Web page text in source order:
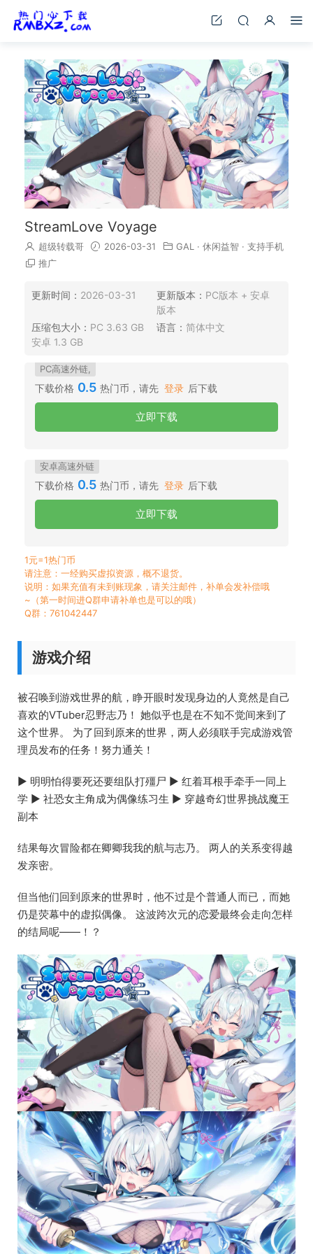
StreamLove Voyage
超级转载哥 2026-03-31 GAL · 休闲益智 · 支持手机
推广
更新时间： 2026-03-31 更新版本： PC版本 + 安卓
版本
压缩包大小： PC 3.63 GB
安卓 1.3 GB
语言： 简体中文
PC高速外链,
下载价格 0.5 热门币，请先 登录 后下载
立即下载
安卓高速外链
下载价格 0.5 热门币，请先 登录 后下载
立即下载
1元=1热门币
请注意：一经购买虚拟资源，概不退货。
说明：如果充值有未到账现象，请关注邮件，补单会发补偿哦
~（第一时间进Q群申请补单也是可以的哦）
Q群：761042447
游戏介绍
被召唤到游戏世界的航，睁开眼时发现身边的人竟然是自己
喜欢的VTuber忍野志乃！ 她似乎也是在不知不觉间来到了
这个世界。 为了回到原来的世界，两人必须联手完成游戏管
理员发布的任务！努力通关！
▶ 明明怕得要死还要组队打殭尸 ▶ 红着耳根手牵手一同上
学 ▶ 社恐女主角成为偶像练习生 ▶ 穿越奇幻世界挑战魔王
副本
结果每次冒险都在卿卿我我的航与志乃。 两人的关系变得越
发亲密。
但当他们回到原来的世界时，他不过是个普通人而已，而她
仍是荧幕中的虚拟偶像。 这波跨次元的恋爱最终会走向怎样
的结局呢——！？